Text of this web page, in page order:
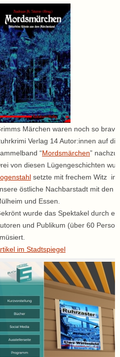
Märchen waren noch so
Verlag 14 Autor:innen auf
“Mordsmärchen”
von diesen Lügengeschichten
setzte mit frechem Witz in
östliche Nachbarstadt mit den
und Essen.
wurde das Spektakel durch
und Publikum (über 60
im Stadtspiegel